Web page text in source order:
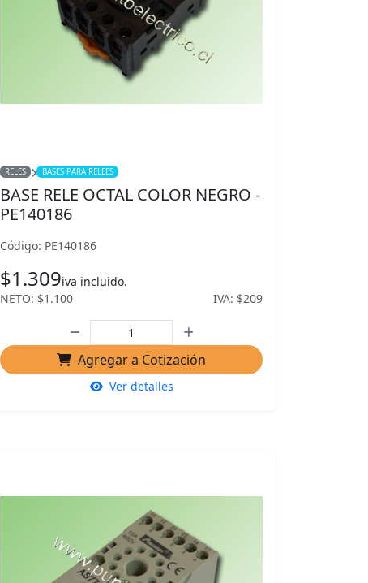
RELES BASES PARA RELEES
BASE RELE OCTAL COLOR NEGRO -
PE140186
Código: PE140186
$1.309iva incluido.
NETO: $1.100
IVA: $209
Agregar a Cotización
Ver detalles